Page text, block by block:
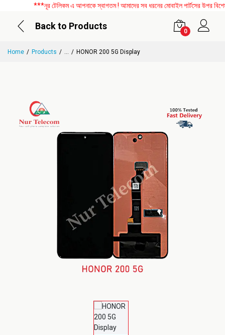
***নূর টেলিকম এ আপনাকে স্বাগতম ! আমাদের সব ধরনের মোবাইল পার্টসের উপর
Back to Products
0
Home Products ... HONOR 200 5G Display